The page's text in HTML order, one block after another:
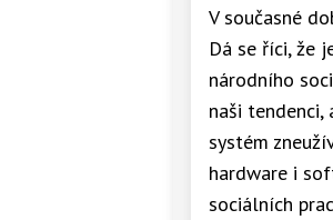
V současné
Dá se říci, že
národního
naši
systém
hardware i
sociálních